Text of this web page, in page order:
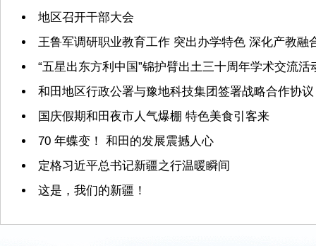
地区召开干部大会
王鲁军调研职业教育工作 突出办学特色 深化产教融
“五星出东方利中国”锦护臂出土三十周年学术交流活
和田地区行政公署与豫地科技集团签署战略合作协议
国庆假期和田夜市人气爆棚 特色美食引客来
70 年蝶变！ 和田的发展震撼人心
定格习近平总书记新疆之行温暖瞬间
这是，我们的新疆！